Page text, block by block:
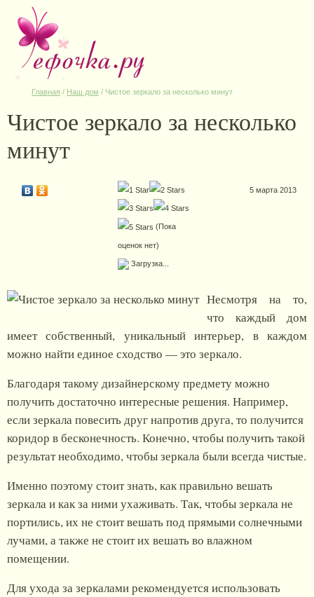
Главная / Наш дом / Чистое зеркало за несколько минут
Чистое зеркало за несколько
минут
(Пока
оценок нет)
Загрузка...
5 марта 2013
Несмотря на то,
что каждый дом
имеет собственный, уникальный интерьер, в каждом
можно найти единое сходство — это зеркало.
Благодаря такому дизайнерскому предмету можно
получить достаточно интересные решения. Например,
если зеркала повесить друг напротив друга, то получится
коридор в бесконечность. Конечно, чтобы получить такой
результат необходимо, чтобы зеркала были всегда чистые.
Именно поэтому стоит знать, как правильно вешать
зеркала и как за ними ухаживать. Так, чтобы зеркала не
портились, их не стоит вешать под прямыми солнечными
лучами, а также не стоит их вешать во влажном
помещении.
Для ухода за зеркалами рекомендуется использовать